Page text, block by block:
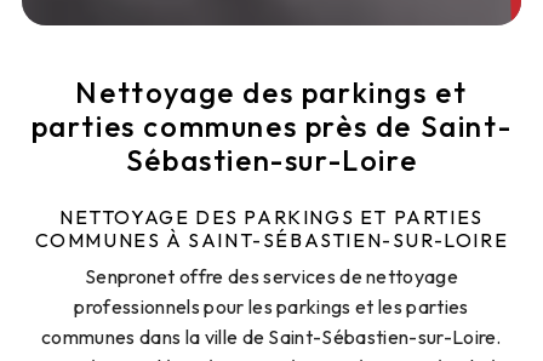
Nettoyage des parkings et
parties communes près de Saint-
Sébastien-sur-Loire
NETTOYAGE DES PARKINGS ET PARTIES
COMMUNES À SAINT-SÉBASTIEN-SUR-LOIRE
Senpronet offre des services de nettoyage
professionnels pour les parkings et les parties
communes dans la ville de Saint-Sébastien-sur-Loire.